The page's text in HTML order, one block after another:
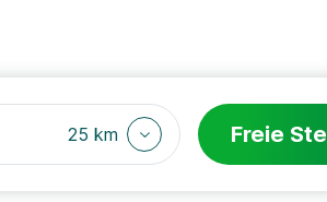
25 km Freie